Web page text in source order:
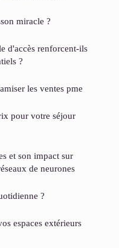
miracle ?
d'accès renforcent-ils
?
les ventes pme
pour votre séjour
et son impact sur
de neurones
?
espaces extérieurs